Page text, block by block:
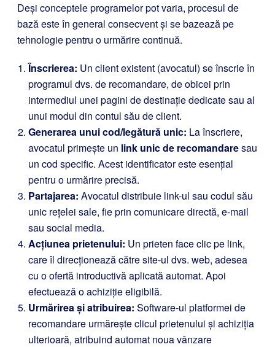
Deși conceptele programelor pot varia, procesul de
bază este în general consecvent și se bazează pe
tehnologie pentru o urmărire continuă.
Înscrierea: Un client existent (avocatul) se înscrie în
programul dvs. de recomandare, de obicei prin
intermediul unei pagini de destinație dedicate sau al
unui modul din contul său de client.
Generarea unui cod/legătură unic: La înscriere,
avocatul primește un link unic de recomandaresau
un cod specific. Acest identificator este esențial
pentru o urmărire precisă.
Partajarea: Avocatul distribuie link-ul sau codul său
unic rețelei sale, fie prin comunicare directă, e-mail
sau social media.
Acțiunea prietenului: Un prieten face clic pe link,
care îl direcționează către site-ul dvs. web, adesea
cu o ofertă introductivă aplicată automat. Apoi
efectuează o achiziție eligibilă.
Urmărirea și atribuirea: Software-ul platformei de
recomandare urmărește clicul prietenului și achiziția
ulterioară, atribuind automat noua vânzare